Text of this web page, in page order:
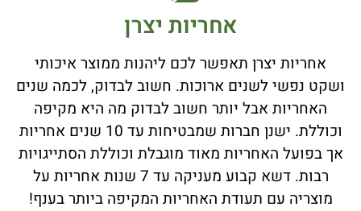
אחריות יצרן
אחריות יצרן תאפשר לכם ליהנות ממוצר איכותי
ושקט נפשי לשנים ארוכות. חשוב לבדוק, לכמה שנים
האחריות אבל יותר חשוב לבדוק מה היא מקיפה
וכוללת. ישנן חברות שמבטיחות עד 10 שנים אחריות
אך בפועל האחריות מאוד מוגבלת וכוללת הסתייגויות
רבות. דשא קבוע מעניקה עד 7 שנות אחריות על
מוצריה עם תעודת האחריות המקיפה ביותר בענף!